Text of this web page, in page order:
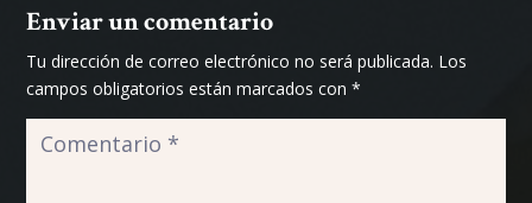
Enviar un comentario
Tu dirección de correo electrónico no será publicada. Los
campos obligatorios están marcados con*